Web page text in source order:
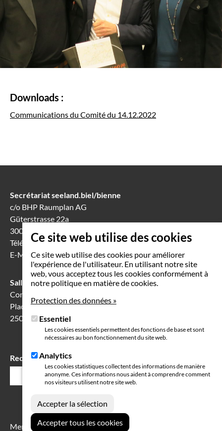
Ce site web utilise des cookies
Ce site web utilise des cookies pour améliorer
l'expérience de l'utilisateur. En utilisant notre site
web, vous acceptez tous les cookies conformément à
notre politique en matière de cookies.
Protection des données »
Essentiel
Les cookies essentiels permettent des fonctions de base et sont
nécessaires au bon fonctionnement du site web.
Analytics
Les cookies statistiques collectent des informations de manière
anonyme. Ces informations nous aident à comprendre comment
nos visiteurs utilisent notre site web.
Downloads :
Communications du Comité du 14.12.2022
Secrétariat seeland.biel/bienne
c/o BHP Raumplan AG
Güterstrasse 22a
3008 Berne
Téléphone 031 388 60 60
E-Mail
info(at)seeland-biel-bienne.ch
Salle de séance à Bienne
Communication Center
Place Robert-Walser 7
2503 Bienne
Champ
recherche
Rechercher
Mention légales